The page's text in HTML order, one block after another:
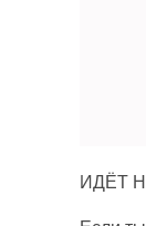
ИДЁТ